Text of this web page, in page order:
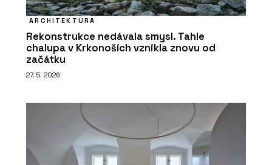
ARCHITEKTURA
Rekonstrukce nedávala smysl. Tahle
chalupa v Krkonoších vznikla znovu od
začátku
27. 5. 2026